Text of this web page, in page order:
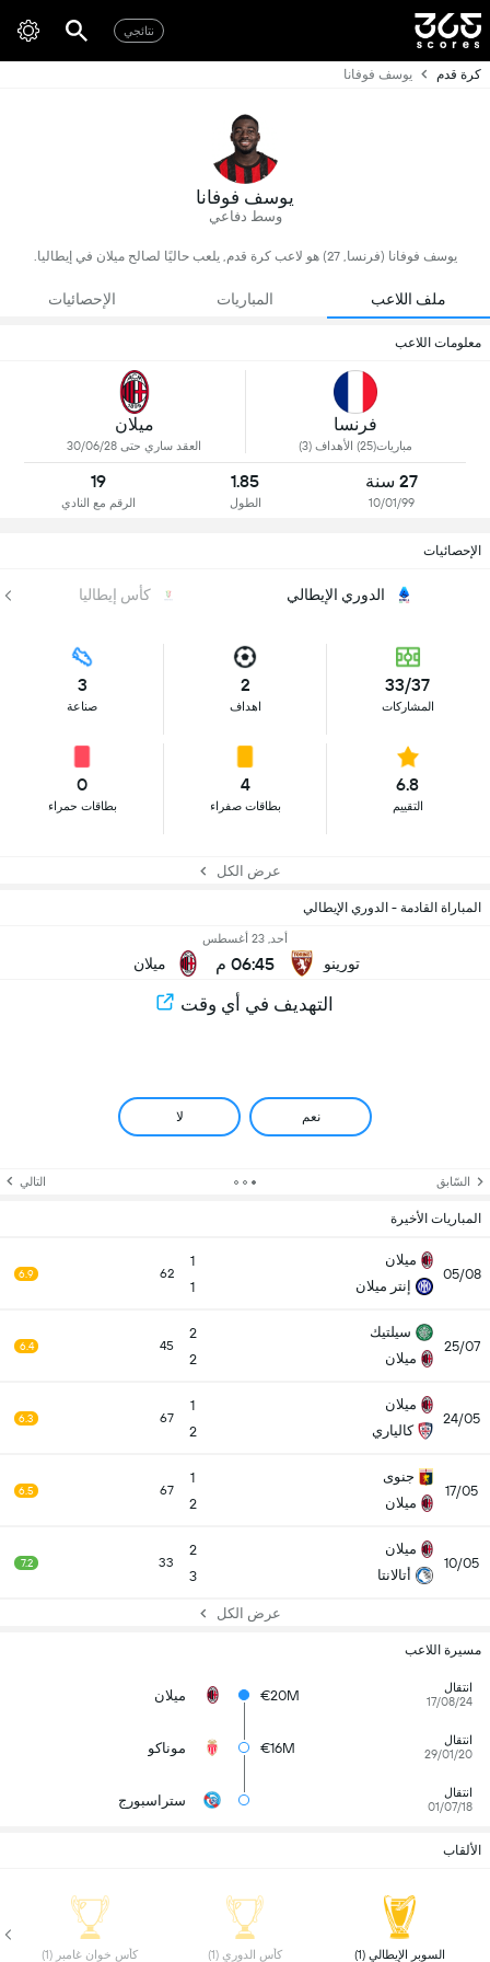
نتائجي
كرة قدم يوسف فوفانا
يوسف فوفانا
وسط دفاعي
يوسف فوفانا (فرنسا, 27) هو لاعب كرة قدم, يلعب حاليًا لصالح ميلان في إيطاليا.
ملف اللاعب المباريات الإحصائيات
معلومات اللاعب
فرنسا
مباريات(25) الأهداف (3)
ميلان
العقد ساري حتى 30/06/28
27 سنة
10/01/99
1.85
الطول
19
الرقم مع النادي
الإحصائيات
الدوري الإيطالي كأس إيطاليا
33/37
المشاركات
2
اهداف
3
صناعة
6.8
التقييم
4
بطاقات صفراء
0
بطاقات حمراء
عرض الكل
المباراة القادمة - الدوري الإيطالي
تورينو
أحد, 23 أغسطس
06:45 م ميلان
التهديف في أي وقت
نعم لا
السّابق التالي
المباريات الأخيرة
05/08
ميلان
إنتر ميلان
1
1
62
6.9
25/07
سيلتيك
ميلان
2
2
45
6.4
24/05
ميلان
كالياري
1
2
67
6.3
17/05
جنوى
ميلان
1
2
67
6.5
10/05
ميلان
أتالانتا
2
3
33
7.2
عرض الكل
مسيرة اللاعب
انتقال
17/08/24
€20M ميلان
انتقال
29/01/20
€16M موناكو
انتقال
01/07/18
ستراسبورج
الألقاب
السوبر الإيطالي (1) كأس الدوري (1) كأس خوان غامبر (1)